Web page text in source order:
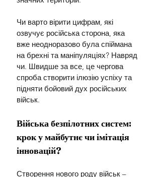
Чи варто вірити цифрам, які
озвучує російська сторона, яка
вже неодноразово була спіймана
на брехні та маніпуляціях? Навряд
чи. Швидше за все, це чергова
спроба створити ілюзію успіху та
підняти бойовий дух російських
військ.
Війська безпілотних систем:
крок у майбутнє чи імітація
інновацій?
Створення нового роду військ –